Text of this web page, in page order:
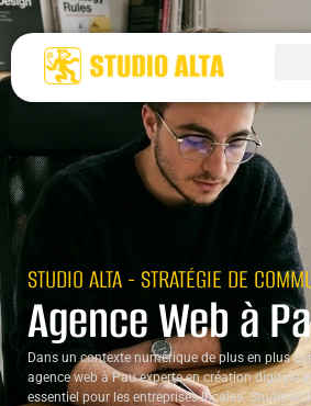
STUDIO ALTA - STRATÉGIE DE
Agence Web à
Dans un contexte numérique de plus en plus
agence web à Pau experte en création digitale
essentiel pour les entreprises locales. Studio